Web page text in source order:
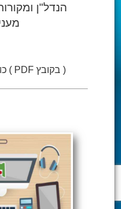
הנדל"ן
( בקובץ PDF ) כולל קישור לסרט הדרכה